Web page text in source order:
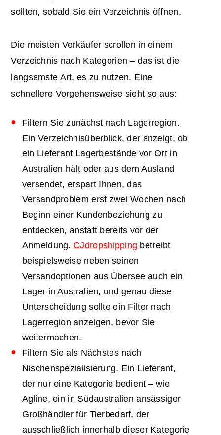
sollten, sobald Sie ein Verzeichnis öffnen.
Die meisten Verkäufer scrollen in einem
Verzeichnis nach Kategorien – das ist die
langsamste Art, es zu nutzen. Eine
schnellere Vorgehensweise sieht so aus:
Filtern Sie zunächst nach Lagerregion.
Ein Verzeichnisüberblick, der anzeigt, ob
ein Lieferant Lagerbestände vor Ort in
Australien hält oder aus dem Ausland
versendet, erspart Ihnen, das
Versandproblem erst zwei Wochen nach
Beginn einer Kundenbeziehung zu
entdecken, anstatt bereits vor der
Anmeldung. CJdropshipping betreibt
beispielsweise neben seinen
Versandoptionen aus Übersee auch ein
Lager in Australien, und genau diese
Unterscheidung sollte ein Filter nach
Lagerregion anzeigen, bevor Sie
weitermachen.
Filtern Sie als Nächstes nach
Nischenspezialisierung. Ein Lieferant,
der nur eine Kategorie bedient – wie
Agline, ein in Südaustralien ansässiger
Großhändler für Tierbedarf, der
ausschließlich innerhalb dieser Kategorie